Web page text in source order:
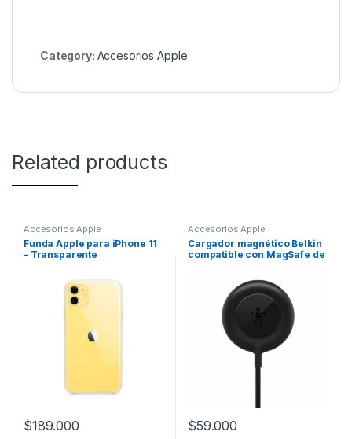
Category: Accesorios Apple
Related products
Accesorios Apple
Funda Apple para iPhone 11
– Transparente
$189.000
Accesorios Apple
Cargador magnético Belkin
compatible con MagSafe de
$59.000